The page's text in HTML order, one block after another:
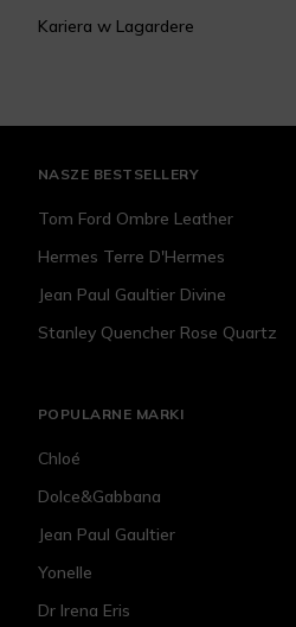
Kariera w Lagardere
NASZE BESTSELLERY
Tom Ford Ombre Leather
Hermes Terre D'Hermes
Jean Paul Gaultier Divine
Stanley Quencher Rose Quartz
POPULARNE MARKI
Chloé
Dolce&Gabbana
Jean Paul Gaultier
Yonelle
Dr Irena Eris